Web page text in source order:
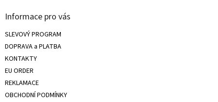
Informace pro vás
SLEVOVÝ PROGRAM
DOPRAVA a PLATBA
KONTAKTY
EU ORDER
REKLAMACE
OBCHODNÍ PODMÍNKY